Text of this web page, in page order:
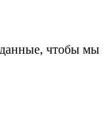
данные, чтобы мы